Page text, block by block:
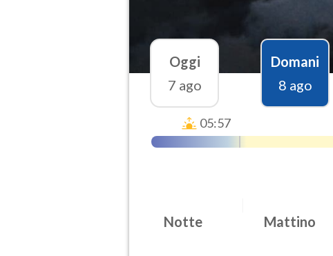
Oggi
7 ago
Domani
8 ago
05:57
Notte Mattino